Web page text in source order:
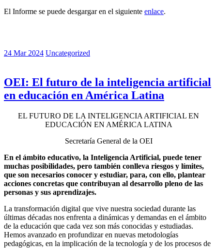
El Informe se puede desgargar en el siguiente enlace.
24 Mar 2024 Uncategorized
OEI: El futuro de la inteligencia artificial
en educación en América Latina
EL FUTURO DE LA INTELIGENCIA ARTIFICIAL EN
EDUCACIÓN EN AMÉRICA LATINA
Secretaría General de la OEI
En el ámbito educativo, la Inteligencia Artificial, puede tener
muchas posibilidades, pero también conlleva riesgos y límites,
que son necesarios conocer y estudiar, para, con ello, plantear
acciones concretas que contribuyan al desarrollo pleno de las
personas y sus aprendizajes.
La transformación digital que vive nuestra sociedad durante las
últimas décadas nos enfrenta a dinámicas y demandas en el ámbito
de la educación que cada vez son más conocidas y estudiadas.
Hemos avanzado en profundizar en nuevas metodologías
pedagógicas, en la implicación de la tecnología y de los procesos de